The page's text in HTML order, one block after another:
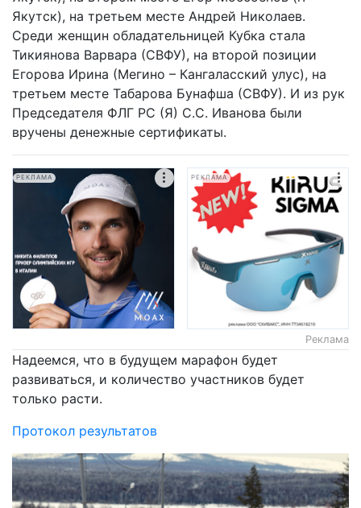
Якутск), на третьем месте Андрей Николаев.
Среди женщин обладательницей Кубка стала
Тикиянова Варвара (СВФУ), на второй позиции
Егорова Ирина (Мегино – Кангаласский улус), на
третьем месте Табарова Бунафша (СВФУ). И из рук
Председателя ФЛГ РС (Я) С.С. Иванова были
вручены денежные сертификаты.
РЕКЛАМА РЕКЛАМА
Реклама
Надеемся, что в будущем марафон будет
развиваться, и количество участников будет
только расти.
Протокол результатов